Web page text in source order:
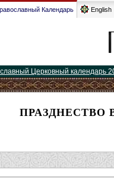
Календарь English
Церковный календарь